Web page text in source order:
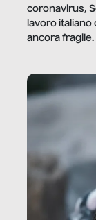
coronavirus,
lavoro
ancora fragile.